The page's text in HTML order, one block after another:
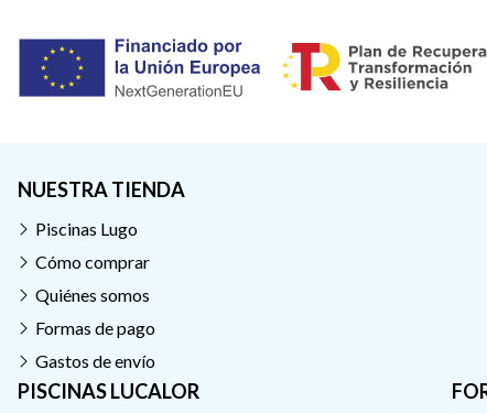
PISCINAS LUCALOR
NUESTRA TIENDA
Piscinas Lugo
Cómo comprar
Quiénes somos
Formas de pago
Gastos de envío